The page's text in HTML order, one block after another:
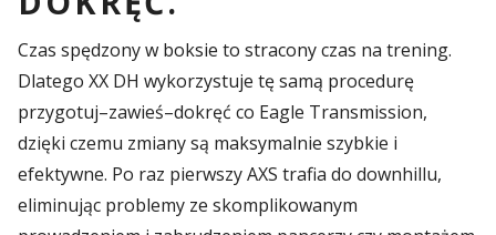
Czas spędzony w boksie to stracony czas na trening.
Dlatego XX DH wykorzystuje tę samą procedurę
przygotuj–zawieś–dokręć co Eagle Transmission,
dzięki czemu zmiany są maksymalnie szybkie i
efektywne. Po raz pierwszy AXS trafia do downhillu,
eliminując problemy ze skomplikowanym